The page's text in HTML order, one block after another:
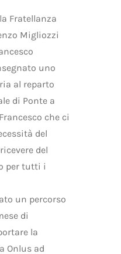
Fratellanza
Migliozzi
uno
al reparto
di Ponte a
che ci
del
del
per tutti i
un percorso
di
la
Onlus ad